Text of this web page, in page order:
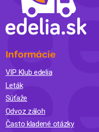
Informácie
VIP Klub edelia
Leták
Súťaže
Odvoz záloh
Často kladené otázky